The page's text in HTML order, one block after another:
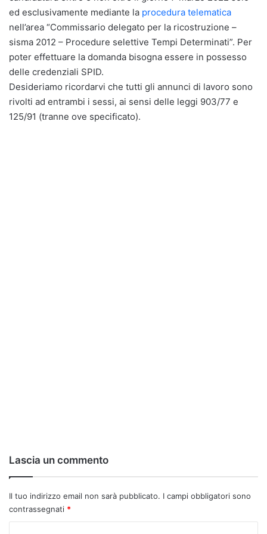
ed esclusivamente mediante la procedura telematica
nell’area “Commissario delegato per la ricostruzione –
sisma 2012 – Procedure selettive Tempi Determinati”. Per
poter effettuare la domanda bisogna essere in possesso
delle credenziali SPID.
Desideriamo ricordarvi che tutti gli annunci di lavoro sono
rivolti ad entrambi i sessi, ai sensi delle leggi 903/77 e
125/91 (tranne ove specificato).
Lascia un commento
Il tuo indirizzo email non sarà pubblicato. I campi obbligatori sono
contrassegnati *